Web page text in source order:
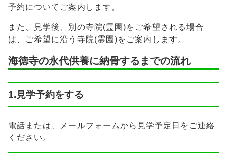
予約についてご案内します。
また、見学後、別の寺院(霊園)をご希望される場合
は、ご希望に沿う寺院(霊園)をご案内します。
海徳寺の永代供養に納骨するまでの流れ
1.見学予約をする
電話または、メールフォームから見学予定日をご連絡
ください。